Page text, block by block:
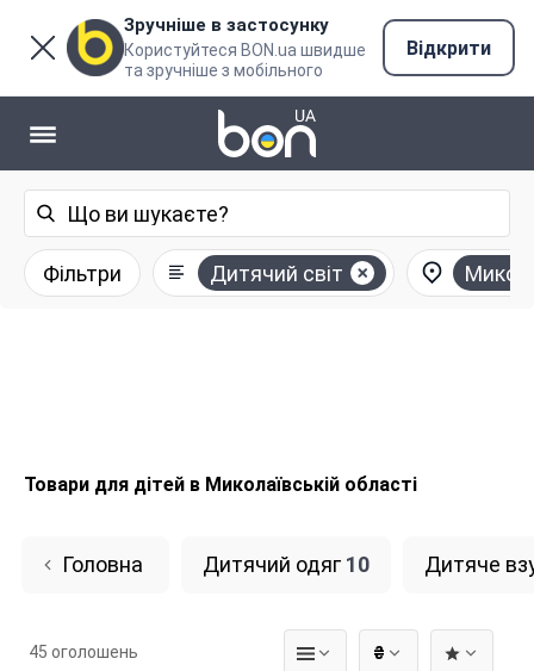
Зручніше в застосунку
Користуйтеся BON.ua швидше
та зручніше з мобільного
Відкрити
Фільтри Дитячий світ
Товари для дітей в Миколаївській області
Головна Дитячий одяг 10 Дитяче
₴
45 оголошень